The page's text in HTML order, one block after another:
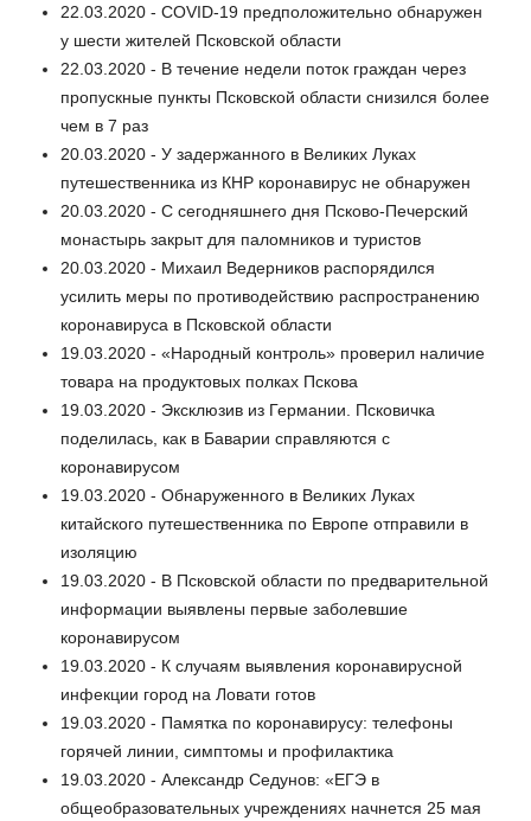
22.03.2020 - COVID-19 предположительно обнаружен
у шести жителей Псковской области
22.03.2020 - В течение недели поток граждан через
пропускные пункты Псковской области снизился более
чем в 7 раз
20.03.2020 - У задержанного в Великих Луках
путешественника из КНР коронавирус не обнаружен
20.03.2020 - С сегодняшнего дня Псково-Печерский
монастырь закрыт для паломников и туристов
20.03.2020 - Михаил Ведерников распорядился
усилить меры по противодействию распространению
коронавируса в Псковской области
19.03.2020 - «Народный контроль» проверил наличие
товара на продуктовых полках Пскова
19.03.2020 - Эксклюзив из Германии. Псковичка
поделилась, как в Баварии справляются с
коронавирусом
19.03.2020 - Обнаруженного в Великих Луках
китайского путешественника по Европе отправили в
изоляцию
19.03.2020 - В Псковской области по предварительной
информации выявлены первые заболевшие
коронавирусом
19.03.2020 - К случаям выявления коронавирусной
инфекции город на Ловати готов
19.03.2020 - Памятка по коронавирусу: телефоны
горячей линии, симптомы и профилактика
19.03.2020 - Александр Седунов: «ЕГЭ в
общеобразовательных учреждениях начнется 25 мая